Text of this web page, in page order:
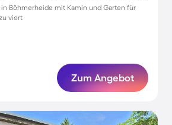
in Böhmerheide mit Kamin und Garten für
viert
Zum Angebot